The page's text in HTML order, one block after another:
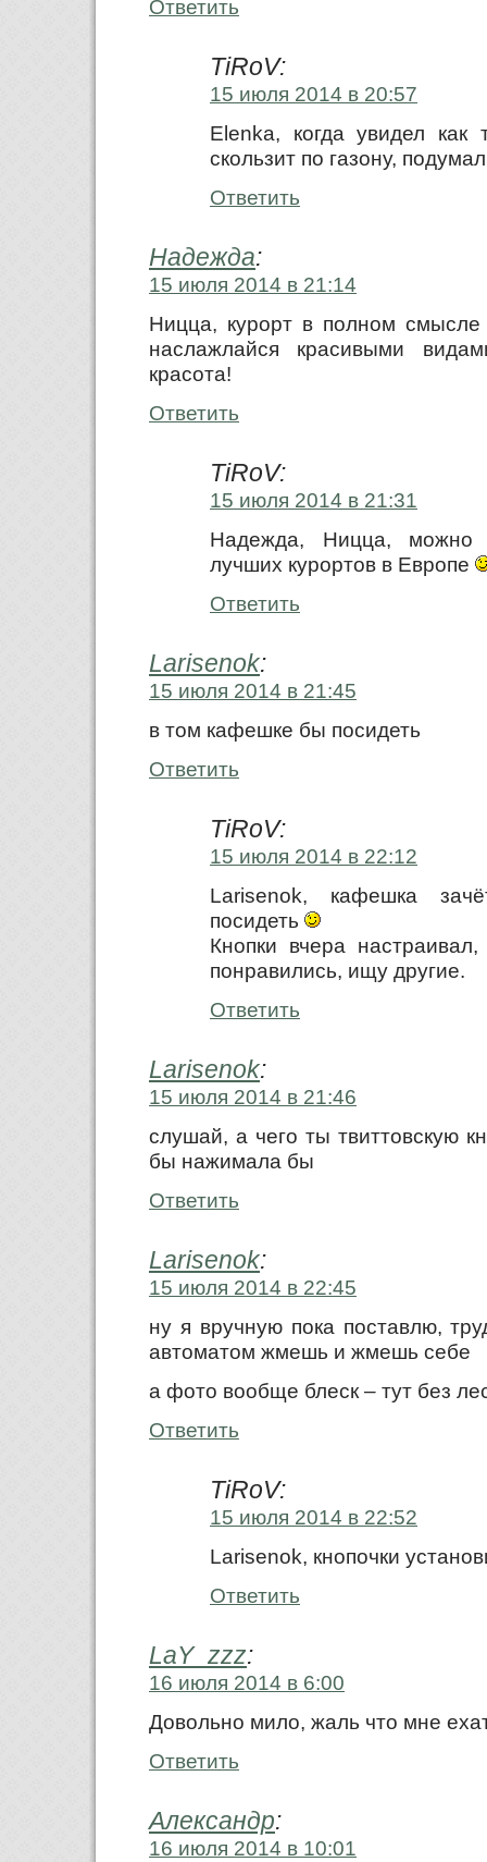
Ответить
TiRoV:
15 июля 2014 в 20:57
Elenka, когда увидел
скользит по газону,
Ответить
Надежда:
15 июля 2014 в 21:14
Ницца, курорт в полном
наслажлайся красивыми
красота!
Ответить
TiRoV:
15 июля 2014 в 21:31
Надежда, Ницца, можно
лучших курортов в Европе
Ответить
Larisenok:
15 июля 2014 в 21:45
в том кафешке бы посидеть
Ответить
TiRoV:
15 июля 2014 в 22:12
Larisenok, кафешка
посидеть
Кнопки вчера
понравились, ищу другие.
Ответить
Larisenok:
15 июля 2014 в 21:46
слушай, а чего ты твиттовскую
бы нажимала бы
Ответить
Larisenok:
15 июля 2014 в 22:45
ну я вручную пока поставлю,
автоматом жмешь и жмешь себе
а фото вообще блеск – тут без
Ответить
TiRoV:
15 июля 2014 в 22:52
Larisenok, кнопочки
Ответить
LaY_zzz:
16 июля 2014 в 6:00
Довольно мило, жаль что мне
Ответить
Александр:
16 июля 2014 в 10:01